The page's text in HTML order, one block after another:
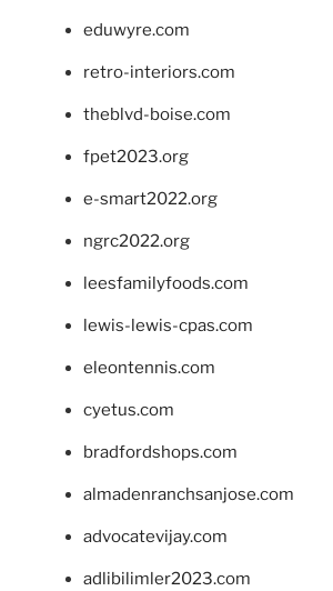
eduwyre.com
retro-interiors.com
theblvd-boise.com
fpet2023.org
e-smart2022.org
ngrc2022.org
leesfamilyfoods.com
lewis-lewis-cpas.com
eleontennis.com
cyetus.com
bradfordshops.com
almadenranchsanjose.com
advocatevijay.com
adlibilimler2023.com